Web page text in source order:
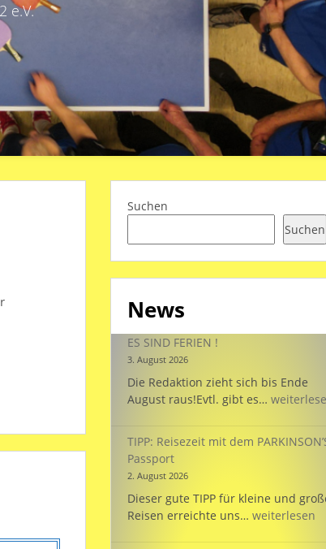
e.V.
Suchen
Suchen
News
ES SIND FERIEN !
3. August 2026
Die Redaktion zieht sich bis Ende
August raus!Evtl. gibt es… ES
!
TIPP: Reisezeit mit dem
Passport
2. August 2026
Dieser gute TIPP für kleine und
Reisen erreichte uns… TIPP:
weiterlesen